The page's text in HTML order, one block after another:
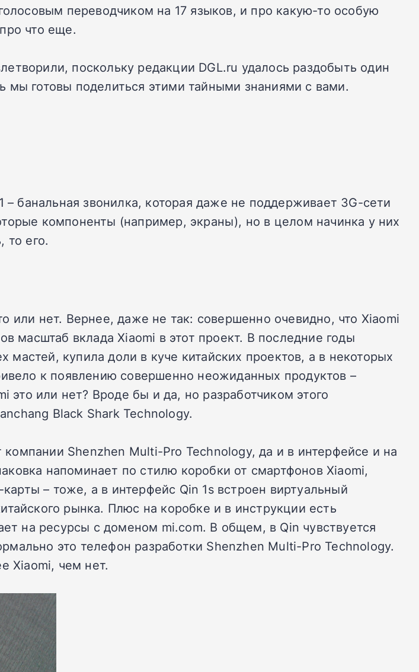
переводчиком на 17 языков, и про какую-то особую
что еще.
поскольку редакции DGL.ru удалось раздобыть один
мы готовы поделиться этими тайными знаниями с вами.
банальная звонилка, которая даже не поддерживает 3G-сети
компоненты (например, экраны), но в целом начинка у них
то его.
или нет. Вернее, даже не так: совершенно очевидно, что Xiaomi
масштаб вклада Xiaomi в этот проект. В последние годы
купила доли в куче китайских проектов, а в некоторых
к появлению совершенно неожиданных продуктов –
это или нет? Вроде бы и да, но разработчиком этого
Black Shark Technology.
Shenzhen Multi-Pro Technology, да и в интерфейсе и на
напоминает по стилю коробки от смартфонов Xiaomi,
– тоже, а в интерфейс Qin 1s встроен виртуальный
рынка. Плюс на коробке и в инструкции есть
на ресурсы с доменом mi.com. В общем, в Qin чувствуется
это телефон разработки Shenzhen Multi-Pro Technology.
Xiaomi, чем нет.